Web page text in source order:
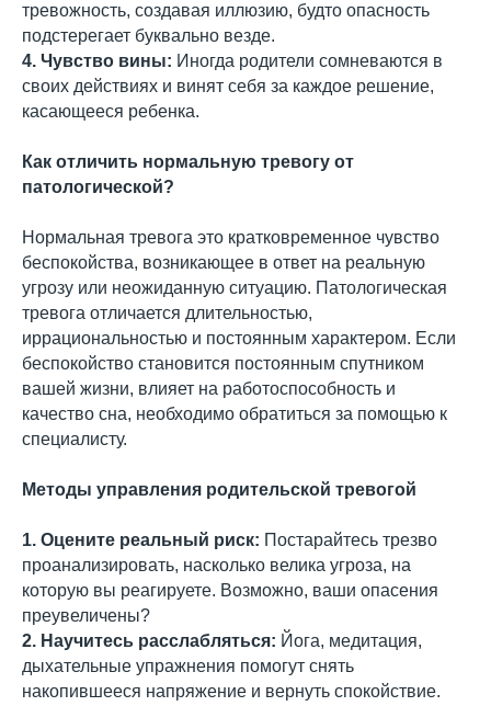
тревожность, создавая иллюзию, будто опасность
подстерегает буквально везде.
4. Чувство вины: Иногда родители сомневаются в
своих действиях и винят себя за каждое решение,
касающееся ребенка.
Как отличить нормальную тревогу от
патологической?
Нормальная тревога это кратковременное чувство
беспокойства, возникающее в ответ на реальную
угрозу или неожиданную ситуацию. Патологическая
тревога отличается длительностью,
иррациональностью и постоянным характером. Если
беспокойство становится постоянным спутником
вашей жизни, влияет на работоспособность и
качество сна, необходимо обратиться за помощью к
специалисту.
Методы управления родительской тревогой
1. Оцените реальный риск: Постарайтесь трезво
проанализировать, насколько велика угроза, на
которую вы реагируете. Возможно, ваши опасения
преувеличены?
2. Научитесь расслабляться: Йога, медитация,
дыхательные упражнения помогут снять
накопившееся напряжение и вернуть спокойствие.